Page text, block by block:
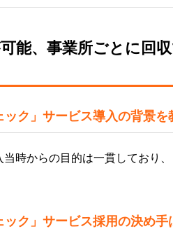
能、事業所ごとに回
ック」サービス導入の背景
時からの目的は一貫しており、
ック」サービス採用の決め